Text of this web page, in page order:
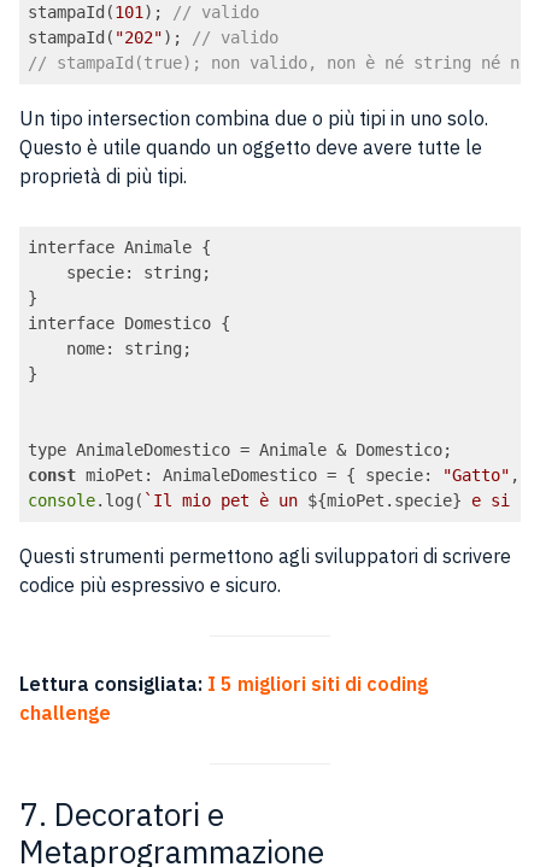
stampaId(101 );
// valido
stampaId( "202");
// valido
// stampaId(true); non valido, non è né string né
Un tipo intersection combina due o più tipi in uno solo.
Questo è utile quando un oggetto deve avere tutte le
proprietà di più tipi.
interface Animale {
specie: string;
}
interface Domestico {
nome: string;
}
const mioPet: AnimaleDomestico = { specie: "Gatto" ,
console.log( `Il mio pet è un ${mioPet.specie} e si
Questi strumenti permettono agli sviluppatori di scrivere
codice più espressivo e sicuro.
Lettura consigliata: I 5 migliori siti di coding
challenge
7. Decoratori e
Metaprogrammazione